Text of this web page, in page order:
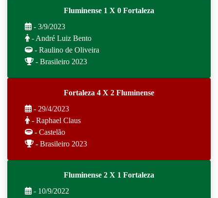
Fluminense 1 X 0 Fortaleza
- 3/9/2023
- André Luiz Bento
- Raulino de Oliveira
- Brasileiro 2023
Fortaleza 4 X 2 Fluminense
- 29/4/2023
- Raphael Claus
- Castelão
- Brasileiro 2023
Fluminense 2 X 1 Fortaleza
- 10/9/2022